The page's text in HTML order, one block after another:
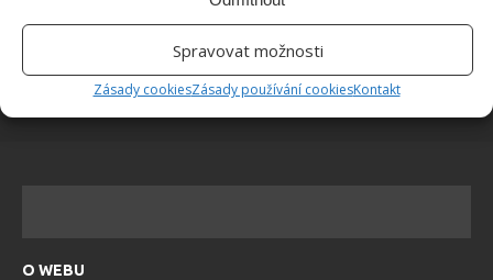
Spravovat možnosti
Zásady cookiesZásady používání cookiesKontakt
voda. Dodá jim látky, které nenajdete ani v
9.8.2026
O WEBU